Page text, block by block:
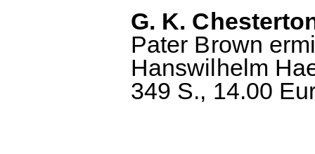
G. K.
Pater Brown
Hanswilhelm
349 S., 14.00